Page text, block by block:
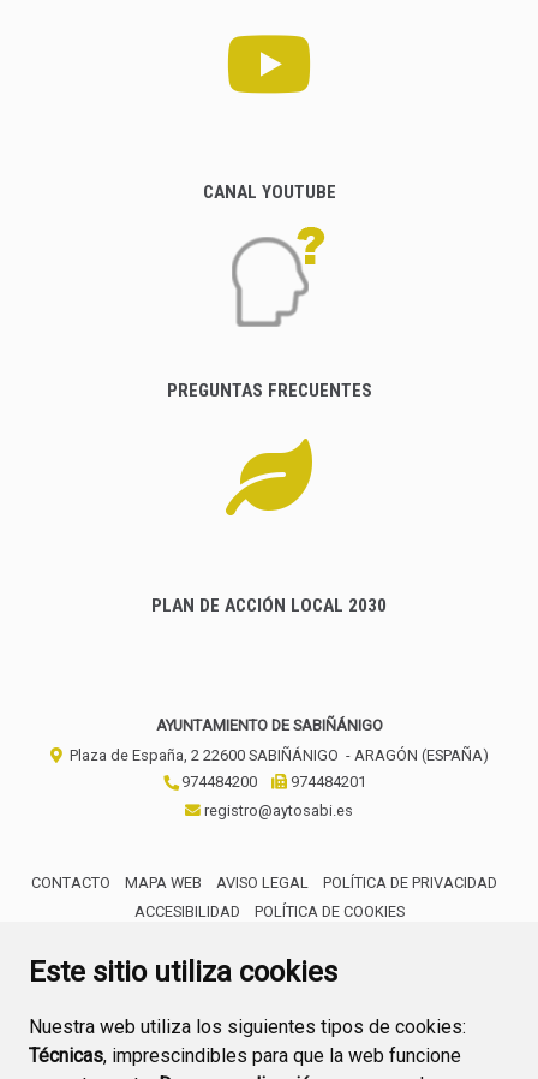
Este sitio utiliza cookies
Nuestra web utiliza los siguientes tipos de cookies:
Técnicas, imprescindibles para que la web funcione
CANAL YOUTUBE
PREGUNTAS FRECUENTES
PLAN DE ACCIÓN LOCAL 2030
AYUNTAMIENTO DE SABIÑÁNIGO
Plaza de España, 2 22600 SABIÑÁNIGO - ARAGÓN (ESPAÑA)
974484200
974484201
registro@aytosabi.es
CONTACTO MAPA WEB AVISO LEGAL
POLÍTICA DE PRIVACIDAD
ACCESIBILIDAD
POLÍTICA DE COOKIES